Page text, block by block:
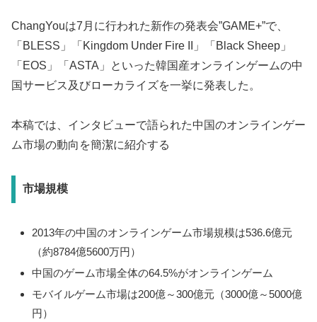
ChangYouは7月に行われた新作の発表会”GAME+”で、
「BLESS」「Kingdom Under Fire II」「Black Sheep」
「EOS」「ASTA」といった韓国産オンラインゲームの中
国サービス及びローカライズを一挙に発表した。
本稿では、インタビューで語られた中国のオンラインゲー
ム市場の動向を簡潔に紹介する
市場規模
2013年の中国のオンラインゲーム市場規模は536.6億元
（約8784億5600万円）
中国のゲーム市場全体の64.5%がオンラインゲーム
モバイルゲーム市場は200億～300億元（3000億～5000億
円）